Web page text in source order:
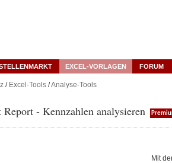
EXCEL-VORLAGEN FORUM
/ Excel-Tools/Analyse-Tools
Report - Kennzahlen analysieren
Mit